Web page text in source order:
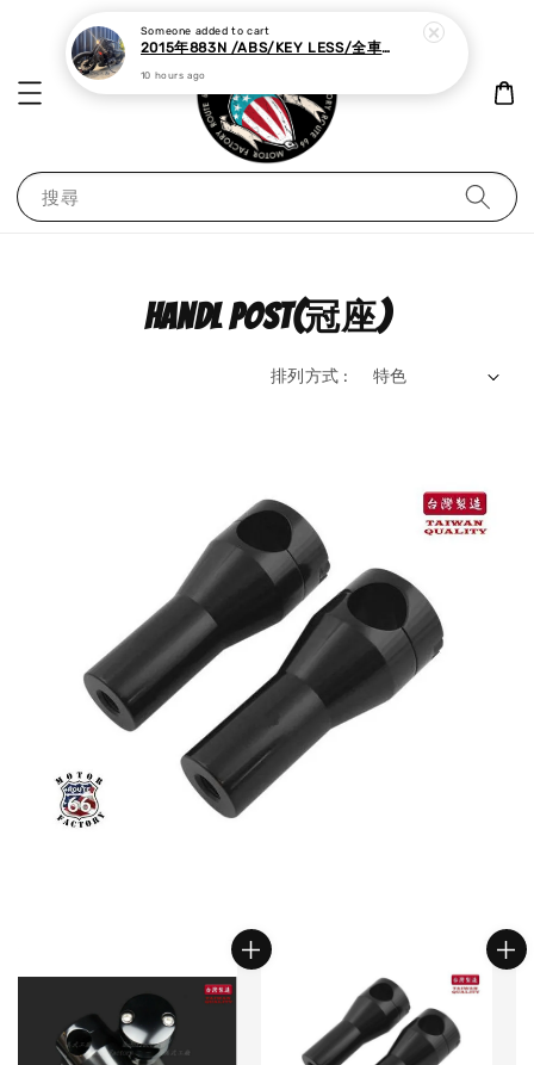
搜尋
handl post(冠座)
排列方式 :
Someone added to cart
2015年883N /ABS/KEY LESS/全車黑化,里程極少
10 hours ago